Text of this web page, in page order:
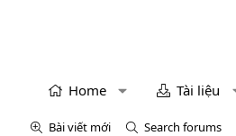
Home Tài liệu
Bài viết mới Search forums